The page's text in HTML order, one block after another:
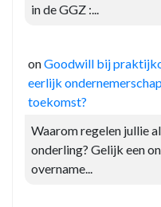
in de GGZ :...
onGoodwill bij
eerlijk
toekomst?
Waarom regelen jullie
onderling? Gelijk een
overname...